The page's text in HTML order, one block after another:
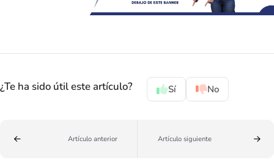
¿Te ha sido útil este artículo? Sí No
Artículo anterior Artículo siguiente